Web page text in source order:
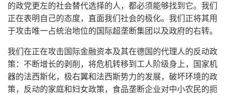
的政党更左的社会替代选择的人，都必须能够找到它。我们
正在表明自己的态度，直面我们社会的极化。我们正将其用
于攻击唯一占统治地位的国际超垄断集团以及政府的右转。
我们在正在攻击国际金融资本及其在德国的代理人的反动政
策：不断增长的剥削，将危机转移到工人阶级身上，国家机
器的法西斯化，极右翼和法西斯势力的发展，破坏环境的政
策，反动的家庭和妇女政策，食品垄断企业对中小农民的扼